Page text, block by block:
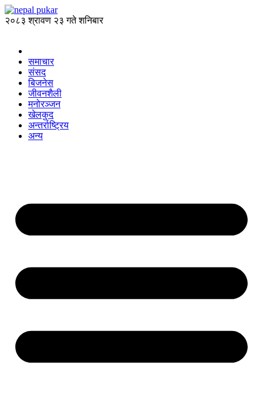
२०८३ श्रावण २३ गते शनिबार
समाचार
संसद
बिजनेस
जीवनशैली
मनोरञ्जन
खेलकुद
अन्तर्राष्ट्रिय
अन्य